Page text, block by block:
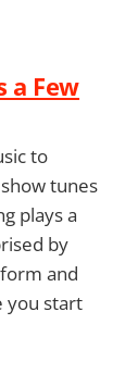
a Few
to
tunes
plays a
by
and
you start